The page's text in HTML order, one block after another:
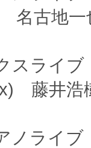
名古地
スライブ
藤井
ノライブ